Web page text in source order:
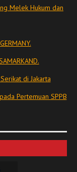
Melek Hukum dan
di Jakarta
Pertemuan SPPB